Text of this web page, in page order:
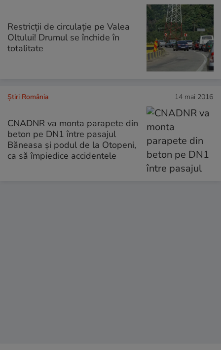
Restricții de circulație pe Valea
Oltului! Drumul se închide în
totalitate
Știri România 14 mai 2016
CNADNR va monta parapete din
beton pe DN1 între pasajul
Băneasa şi podul de la Otopeni,
ca să împiedice accidentele